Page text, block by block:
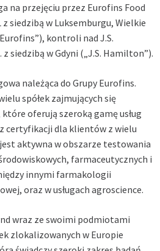
na przejęciu przez Eurofins Food
z siedzibą w Luksemburgu, Wielkie
kontroli nad J.S.
siedzibą w Gdyni („J.S. Hamilton”).
należąca do Grupy Eurofins.
spółek zajmujących się
oferują szeroką gamę usług
certyfikacji dla klientów z wielu
aktywna w obszarze testowania
farmaceutycznych i
innymi farmakologii
oraz w usługach agroscience.
wraz ze swoimi podmiotami
zlokalizowanych w Europie